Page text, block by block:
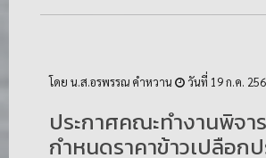
โดย น.ส.อรพรรณ คำหวาน วันที่ 19 ก.ค.
ประกาศคณะทำงานพิจา
กำหนดราคาข้าวเปลือกป